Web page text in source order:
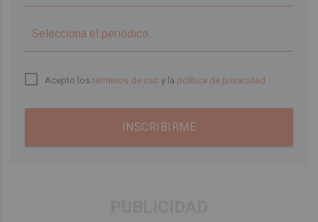
Acepto lostérminos de uso y la política de privacidad
INSCRIBIRME